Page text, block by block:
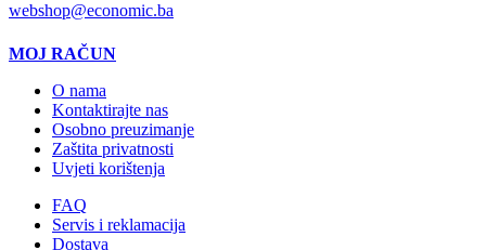
webshop@economic.ba
MOJ RAČUN
O nama
Kontaktirajte nas
Osobno preuzimanje
Zaštita privatnosti
Uvjeti korištenja
FAQ
Servis i reklamacija
Dostava